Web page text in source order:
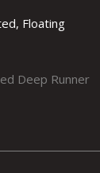
Floating
Deep Runner